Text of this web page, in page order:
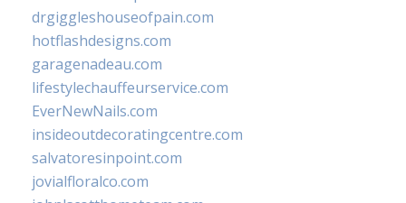
drgiggleshouseofpain.com
hotflashdesigns.com
garagenadeau.com
lifestylechauffeurservice.com
EverNewNails.com
insideoutdecoratingcentre.com
salvatoresinpoint.com
jovialfloralco.com